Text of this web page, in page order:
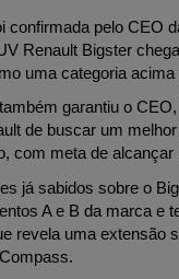
confirmada pelo CEO
Renault Bigster
uma categoria acima
garantiu o
de buscar um
com meta de alcançar
já sabidos sobre o
A e B da marca e
revela uma extensão